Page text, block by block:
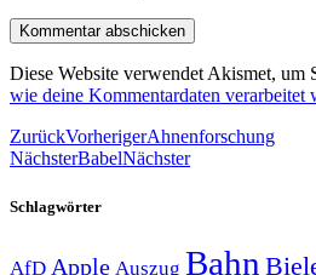
Diese Website verwendet Akismet, um
wie deine Kommentardaten verarbeitet
ZurückVorherigerAhnenforschung
NächsterBabelNächster
Schlagwörter
AfD Apple Auszug Bahn